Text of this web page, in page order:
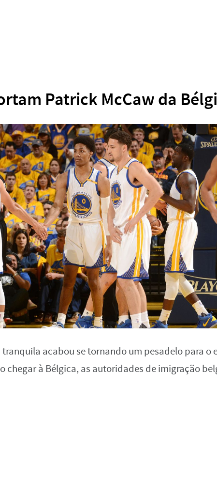
Patrick McCaw da
acabou se tornando um pesadelo para o
chegar à Bélgica, as autoridades de imigração